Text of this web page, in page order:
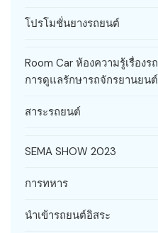
โปรโมชั่นยางรถยนต์
Room Car ห้องความรู้เรื่องรถ
การดูแลรักษารถจักรยานยนต์
สาระรถยนต์
SEMA SHOW 2023
การทหาร
นำเข้ารถยนต์อิสระ